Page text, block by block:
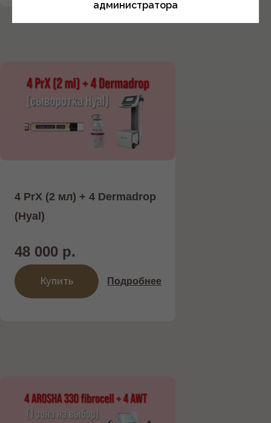
Подробнее
48 000 р.
4 PrX (2 мл) + 4 Dermadrop
(Hyal)
Купить
администратора